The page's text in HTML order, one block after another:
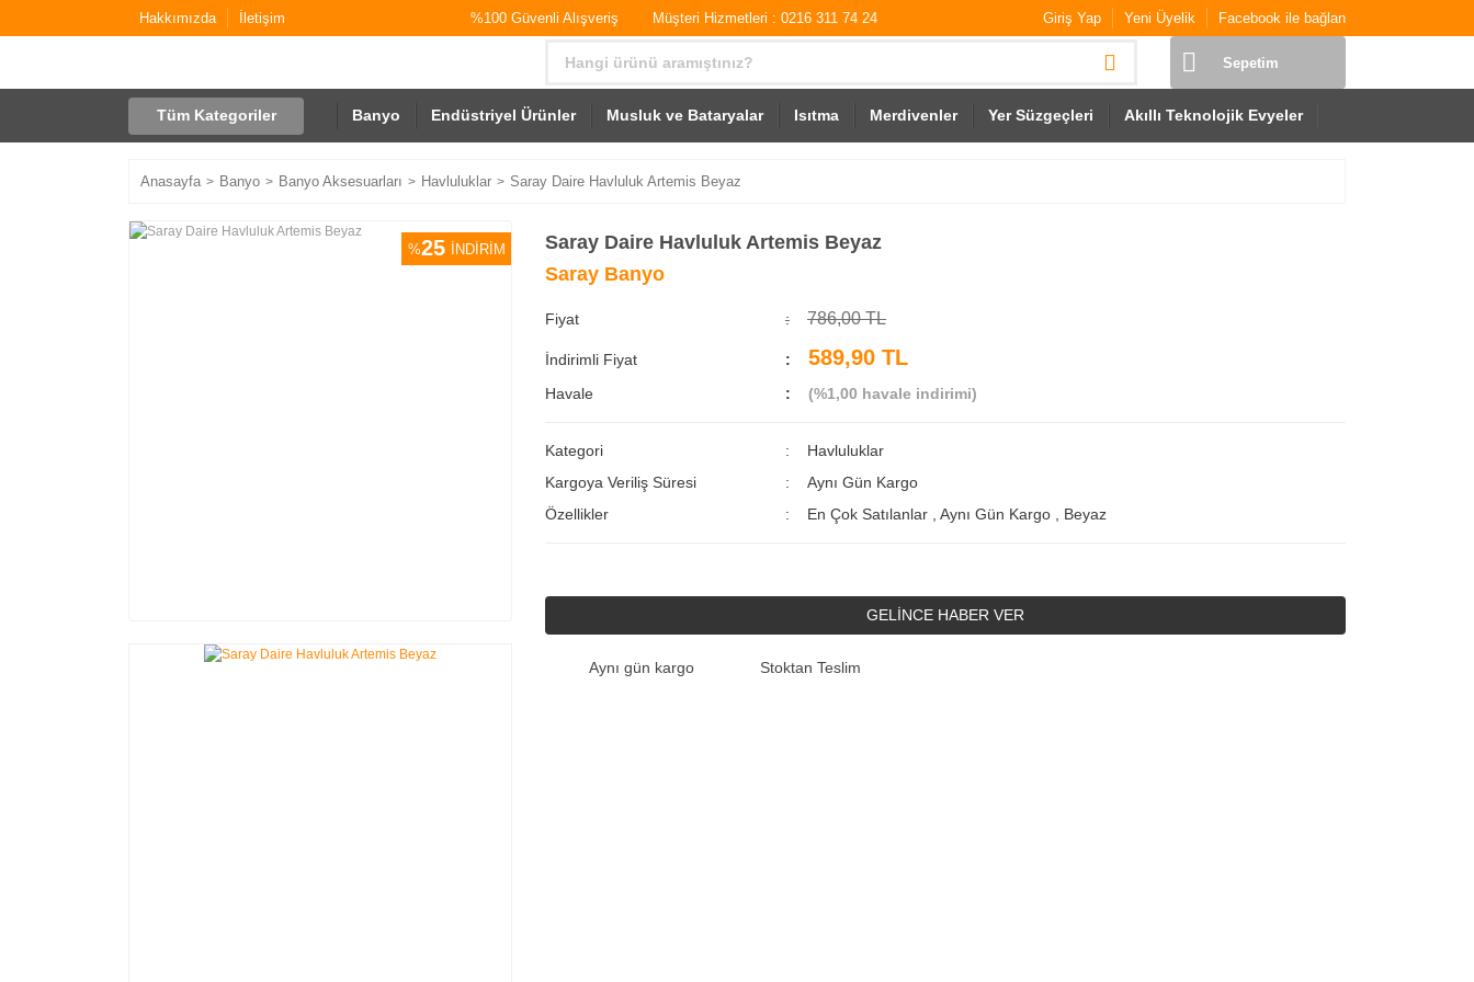
Hakkımızda İletişim %100 Güvenli Alışveriş Müşteri Hizmetleri : 0216 311 74 24 Giriş Yap Yeni Üyelik Facebook ile bağlan
Sepetim
Tüm Kategoriler Banyo Endüstriyel Ürünler Musluk ve Bataryalar Isıtma Merdivenler Yer Süzgeçleri Akıllı Teknolojik Evyeler
Anasayfa Banyo Banyo Aksesuarları Havluluklar Saray Daire Havluluk Artemis Beyaz
%25 İNDİRİM
Saray Daire Havluluk Artemis Beyaz
Saray Banyo
Fiyat 786,00 TL
İndirimli Fiyat 589,90 TL
Havale (%1,00 havale indirimi)
Kategori
Havluluklar
Kargoya Veriliş Süresi
Aynı Gün Kargo
Özellikler
En Çok Satılanlar Aynı Gün Kargo Beyaz
GELİNCE HABER VER
Aynı gün kargo Stoktan Teslim